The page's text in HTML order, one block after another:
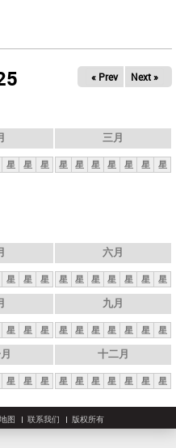
« Prev Next »
星 星 星
三月
星 星 星 星 星 星 星
星 星 星
六月
星 星 星 星 星 星 星
星 星 星
九月
星 星 星 星 星 星 星
星 星 星
十二月
星 星 星 星 星 星 星
图 联系我们 版权所有